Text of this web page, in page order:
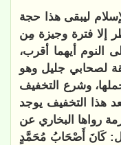
ليبقى هذا حجة
إلا فترة وجيزة مِن
النوم أيهما أقرب،
لصحابي جليل وهو
وشرع التخفيف
هذا التخفيف يوجد
رواها البخاري عن
كَانَ أَصْحَابُ مُحَمَّدٍ